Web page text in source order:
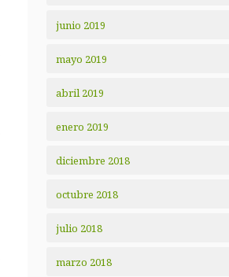
junio 2019
mayo 2019
abril 2019
enero 2019
diciembre 2018
octubre 2018
julio 2018
marzo 2018